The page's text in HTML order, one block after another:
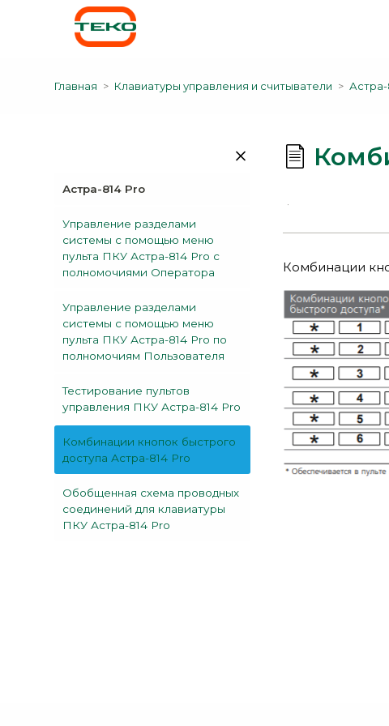
Главная Клавиатуры управления и считыватели Астра-
Астра-814 Pro
Управление разделами
системы с помощью меню
пульта ПКУ Астра-814 Pro с
полномочиями Оператора
Управление разделами
системы с помощью меню
пульта ПКУ Астра-814 Pro по
полномочиям Пользователя
Тестирование пультов
управления ПКУ Астра-814 Pro
Комбинации кнопок быстрого
доступа Астра-814 Pro
Обобщенная схема проводных
соединений для клавиатуры
ПКУ Астра-814 Pro
Комбинации